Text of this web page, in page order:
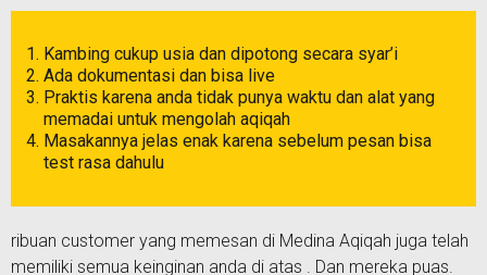
Kambing cukup usia dan dipotong secara syar’i
Ada dokumentasi dan bisa live
Praktis karena anda tidak punya waktu dan alat yang
memadai untuk mengolah aqiqah
Masakannya jelas enak karena sebelum pesan bisa
test rasa dahulu
ribuan customer yang memesan di Medina Aqiqah juga telah
memiliki semua keinginan anda di atas . Dan mereka puas.